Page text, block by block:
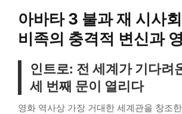
아바타 3 불과 재 시사
비족의 충격적 변신과
인트로: 전 세계가 기다려
세 번째 문이 열리다
영화 역사상 가장 거대한 세계관을 창조